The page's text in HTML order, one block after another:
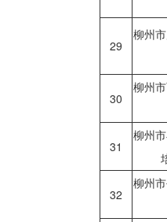
29
柳州
30
柳州
31
柳州
32
柳州